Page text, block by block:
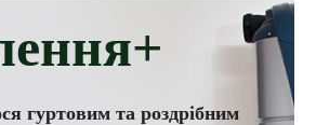
гуртовим та роздрібним